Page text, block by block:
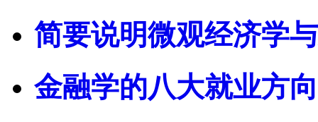
简要说明微观经济学
金融学的八大就业方